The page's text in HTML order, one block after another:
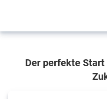
Deinen
Der perfekte